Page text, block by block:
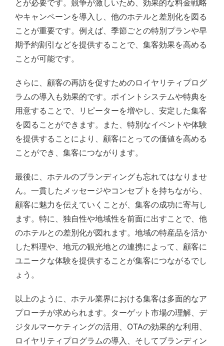
とが必要です。競争が激しいため、効果的な料金戦略
やキャンペーンを導入し、他のホテルと差別化を図る
ことが重要です。例えば、季節ごとの特別プランや早
期予約割引などを提供することで、集客効果を高める
ことが可能です。
さらに、顧客の再訪を促すためのロイヤリティプログ
ラムの導入も効果的です。ポイントシステムや特典を
用意することで、リピーターを増やし、安定した集客
を図ることができます。また、特別なイベントや体験
を提供することにより、顧客にとっての価値を高める
ことができ、集客につながります。
最後に、ホテルのブランディングも忘れてはなりませ
ん。一貫したメッセージやコンセプトを持ちながら、
顧客に魅力を伝えていくことが、集客の成功に寄与し
ます。特に、独自性や地域性を前面に出すことで、他
のホテルとの差別化が図れます。地域の特産品を活か
した料理や、地元の観光地との連携によって、顧客に
ユニークな体験を提供することが集客につながるでし
ょう。
以上のように、ホテル業界における集客は多面的なア
プローチが求められます。ターゲット市場の理解、デ
ジタルマーケティングの活用、OTAの効果的な利用、
ロイヤリティプログラムの導入、そしてブランディン